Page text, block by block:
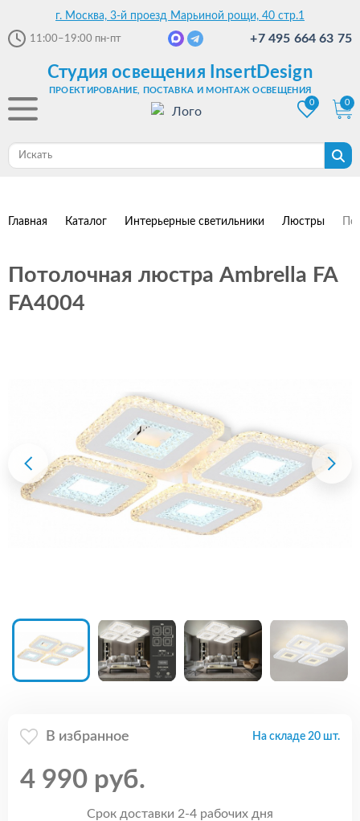
г. Москва, 3-й проезд Марьиной рощи, 40 стр.1
11:00–19:00 пн-пт +7 495 664 63 75
Студия освещения InsertDesign
ПРОЕКТИРОВАНИЕ, ПОСТАВКА И МОНТАЖ ОСВЕЩЕНИЯ
0
0
Главная Каталог Интерьерные светильники Люстры
Потолочная люстра Ambrella FA
FA4004
В избранное На складе 20 шт.
4 990 руб.
Срок доставки 2-4 рабочих дня